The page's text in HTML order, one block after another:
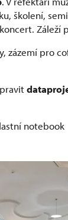
školení,
Záleží
zázemí pro
notebook